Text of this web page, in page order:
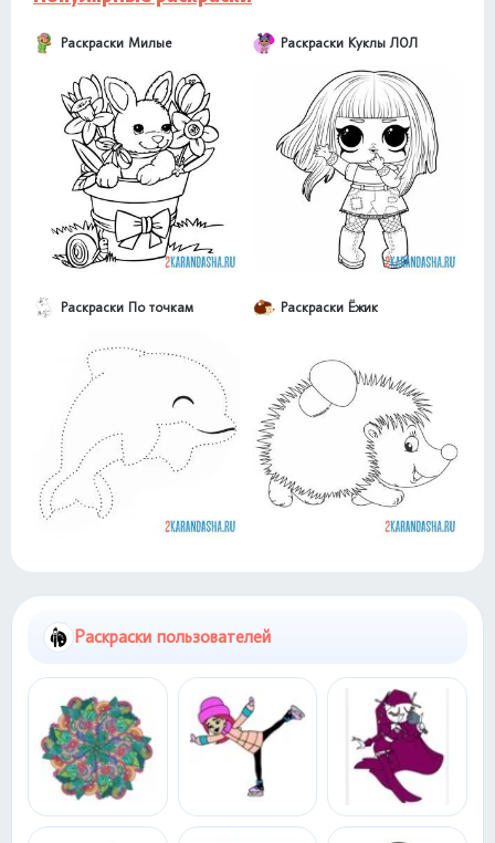
Раскраски Милые Раскраски Куклы ЛОЛ
Раскраски По точкам Раскраски Ёжик
Раскраски пользователей